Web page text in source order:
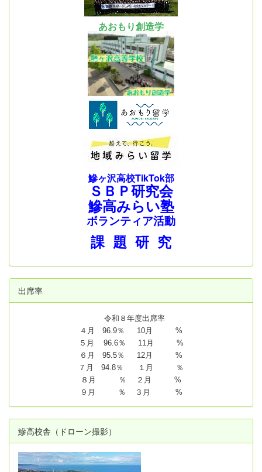
あおもり創造学
鰺ヶ沢高校TikTok部
ＳＢＰ研究会
鰺高みらい塾
ボランティア活動
課 題 研 究
出席率
令和８年度出席率
４月 96.9％ 10月 %
５月 96.6％ 11月 %
６月 95.5％ 12月 %
７月 94.8％ １月 ％
８月 ％ ２月 %
９月 ％ ３月 %
鰺高校舎（ドローン撮影）